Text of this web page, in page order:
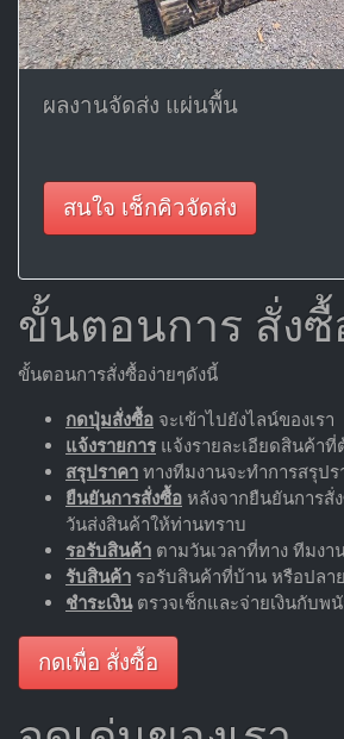
ผลงานจัดส่ง แผ่นพื้น
สนใจ เช็กคิวจัดส่ง
ขั้นตอนการ สั่งซื้
ขั้นตอนการสั่งซื้อง่ายๆดังนี้
กดปุ่มสั่งซื้อ จะเข้าไปยังไลน์ของเรา
แจ้งรายการแจ้งรายละเอียดสินค้าที่
สรุปราคา ทางทีมงานจะทำการสรุป
ยืนยันการสั่งซื้อ หลังจากยืนยันการสั่
วันส่งสินค้าให้ท่านทราบ
รอรับสินค้า ตามวันเวลาที่ทาง ทีมง
รับสินค้า รอรับสินค้าที่บ้าน หรือปลา
ชำระเงินตรวจเช็กและจ่ายเงินกับพ
กดเพื่อ สั่งซื้อ